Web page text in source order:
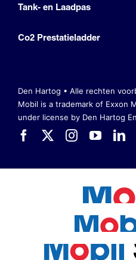
Tank- en Laadpas
Co2 Prestatieladder
Den Hartog • Alle rechten
Mobil is a trademark of Exxon
under license by Den Hartog